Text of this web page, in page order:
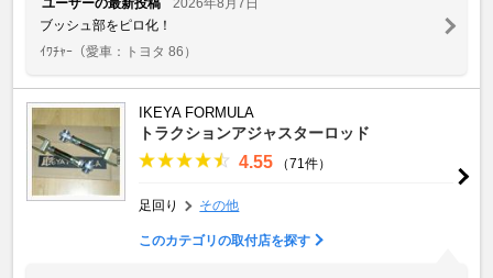
ブッシュ部をピロ化！
ｲﾜﾁｬｰ （愛車：トヨタ 86）
IKEYA FORMULA
トラクションアジャスターロッド
4.55 （71件）
足回り その他
このカテゴリの取付店を探す